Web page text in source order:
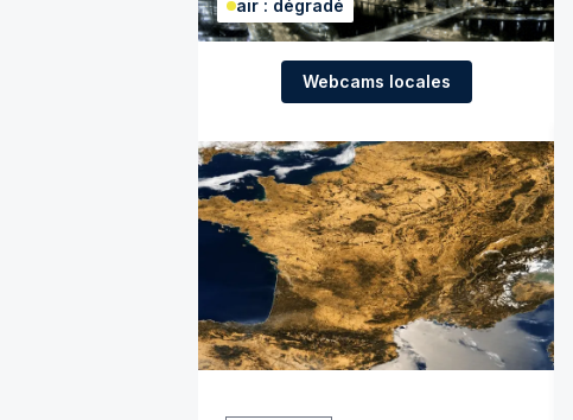
air : dégradé
Webcams locales